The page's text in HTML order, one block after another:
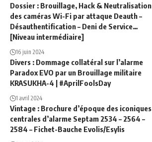
Dossier : Brouillage, Hack & Neutralisation
des caméras Wi-Fi par attaque Deauth –
Désauthentification – Deni de Service…
[Niveau intermédiaire]
16 juin 2024
Divers : Dommage collatéral sur l’alarme
Paradox EVO par un Brouillage militaire
KRASUKHA-4 | #AprilFoolsDay
1 avril 2024
Vintage : Brochure d’époque des iconiques
centrales d’alarme Septam 2534 – 2564 –
2584 – Fichet-Bauche Evolis/Esylis